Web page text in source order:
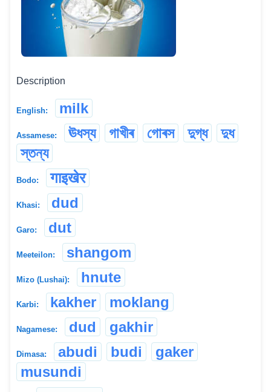
Description
English: milk
Assamese: ঊধস্য গাখীৰ গোৰস দুগ্ধ
দুধ
স্তন্য
Bodo: गाइखेर
Khasi: dud
Garo: dut
Meeteilon: shangom
Mizo (Lushai): hnute
Karbi: kakher moklang
Nagamese: dud gakhir
Dimasa: abudi budi
gaker
musundi